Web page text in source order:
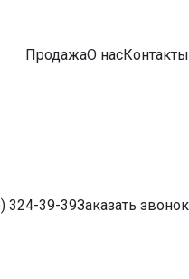
ПродажаО насКонтакты
324-39-39Заказать звонок